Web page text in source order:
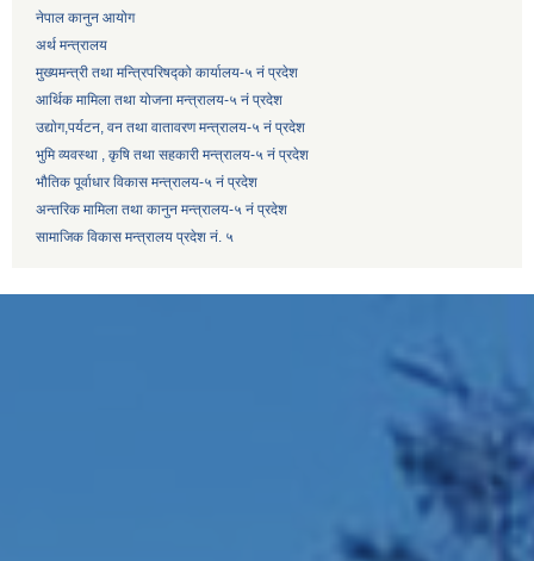
नेपाल कानुन आयोग
अर्थ मन्त्रालय
मुख्यमन्त्री तथा मन्त्रिपरिषद्को कार्यालय-५ नं प्रदेश
आर्थिक मामिला तथा योजना मन्त्रालय-५ नं प्रदेश
उद्याेग,पर्यटन, वन तथा वातावरण मन्त्रालय-५ नं प्रदेश
भुमि व्यवस्था , कृषि तथा सहकारी मन्त्रालय-५ नं प्रदेश
भौतिक पूर्वाधार विकास मन्त्रालय-५ नं प्रदेश
अन्तरिक मामिला तथा कानुन मन्त्रालय-५ नं प्रदेश
सामाजिक विकास मन्त्रालय प्रदेश नं. ५